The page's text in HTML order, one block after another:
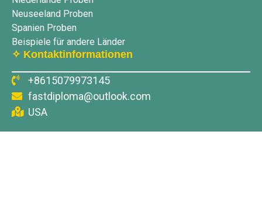
Neuseeland Proben
Spanien Proben
Beispiele für andere Länder
✧ Kontaktinformationen
+8615079973145
fastdiploma@outlook.com
USA